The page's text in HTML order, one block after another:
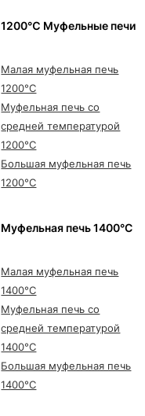
1200℃ Муфельные печи
Малая муфельная печь
1200°C
Муфельная печь со
средней температурой
1200°C
Большая муфельная печь
1200°C
Муфельная печь 1400°C
Малая муфельная печь
1400°C
Муфельная печь со
средней температурой
1400°C
Большая муфельная печь
1400°C